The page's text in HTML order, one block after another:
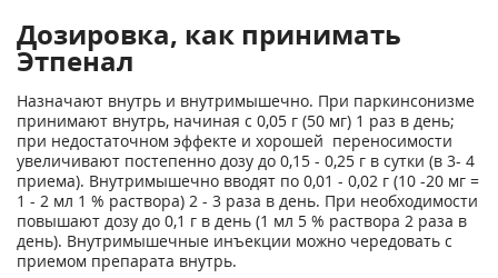
Дозировка, как принимать
Этпенал
Назначают внутрь и внутримышечно. При паркинсонизме
принимают внутрь, начиная с 0,05 г (50 мг) 1 раз в день;
при недостаточном эффекте и хорошей переносимости
увеличивают постепенно дозу до 0,15 - 0,25 г в сутки (в 3- 4
приема). Внутримышечно вводят по 0,01 - 0,02 г (10 -20 мг =
1 - 2 мл 1 % раствора) 2 - 3 раза в день. При необходимости
повышают дозу до 0,1 г в день (1 мл 5 % раствора 2 раза в
день). Внутримышечные инъекции можно чередовать с
приемом препарата внутрь.